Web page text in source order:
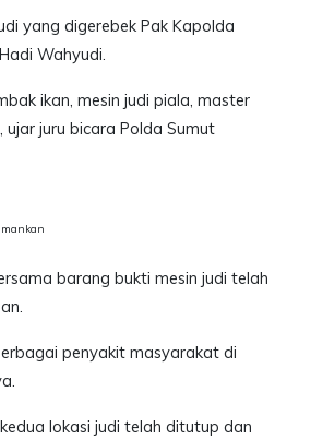
yang digerebek Pak Kapolda
Wahyudi.
ikan, mesin judi piala, master
ujar juru bicara Polda Sumut
barang bukti mesin judi telah
penyakit masyarakat di
lokasi judi telah ditutup dan